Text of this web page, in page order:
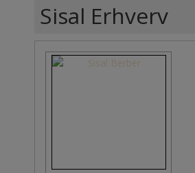
Sisal Erhverv